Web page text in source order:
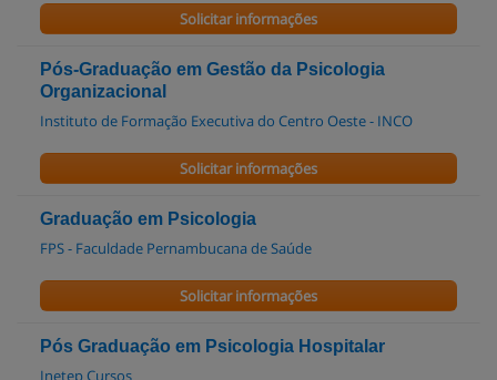
Solicitar informações
Pós-Graduação em Gestão da Psicologia
Organizacional
Instituto de Formação Executiva do Centro Oeste - INCO
Solicitar informações
Graduação em Psicologia
FPS - Faculdade Pernambucana de Saúde
Solicitar informações
Pós Graduação em Psicologia Hospitalar
Inetep Cursos